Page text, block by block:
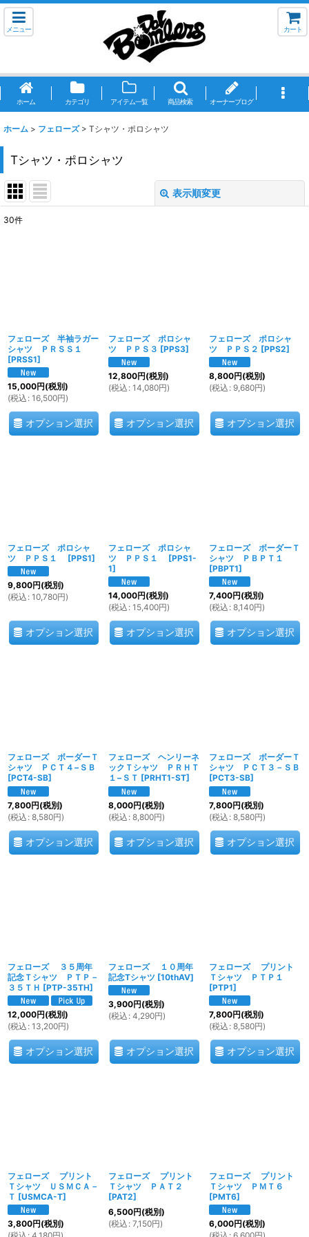
メニュー カート
ホーム カテゴリ アイテム一覧 商品検索 オーナーブログ
ホーム > フェローズ > Tシャツ・ポロシャツ
Tシャツ・ポロシャツ
表示順変更
30件
フェローズ 半袖ラガー
シャツ ＰＲＳＳ１
[PRSS1]
15,000円(税別)
(税込 : 16,500円)
オプション選択
フェローズ ポロシャ
ツ ＰＰＳ３ [PPS3]
12,800円(税別)
(税込 : 14,080円)
オプション選択
フェローズ ポロシャ
ツ ＰＰＳ２ [PPS2]
8,800円(税別)
(税込 : 9,680円)
オプション選択
フェローズ ポロシャ
ツ ＰＰＳ１
[PPS1]
9,800円(税別)
(税込 : 10,780円)
オプション選択
フェローズ ポロシャ
ツ ＰＰＳ１
[PPS1-
1]
14,000円(税別)
(税込 : 15,400円)
オプション選択
フェローズ ボーダーＴ
シャツ ＰＢＰＴ１
[PBPT1]
7,400円(税別)
(税込 : 8,140円)
オプション選択
フェローズ ボーダーＴ
シャツ ＰＣＴ４−ＳＢ
[PCT4-SB]
7,800円(税別)
(税込 : 8,580円)
オプション選択
フェローズ ヘンリーネ
ックＴシャツ ＰＲＨＴ
１−ＳＴ [PRHT1-ST]
8,000円(税別)
(税込 : 8,800円)
オプション選択
フェローズ ボーダーＴ
シャツ ＰＣＴ３－ＳＢ
[PCT3-SB]
7,800円(税別)
(税込 : 8,580円)
オプション選択
フェローズ ３５周年
記念Ｔシャツ ＰＴＰ－
３５ＴＨ [PTP-35TH]
12,000円(税別)
(税込 : 13,200円)
オプション選択
フェローズ １０周年
記念Tシャツ [10thAV]
3,900円(税別)
(税込 : 4,290円)
オプション選択
フェローズ プリント
Ｔシャツ ＰＴＰ１
[PTP1]
7,800円(税別)
(税込 : 8,580円)
オプション選択
フェローズ プリント
Ｔシャツ ＵＳＭＣＡ－
Ｔ [USMCA-T]
3,800円(税別)
フェローズ プリント
Ｔシャツ ＰＡＴ２
[PAT2]
6,500円(税別)
(税込 : 7,150円)
フェローズ プリント
Ｔシャツ ＰＭＴ６
[PMT6]
6,000円(税別)